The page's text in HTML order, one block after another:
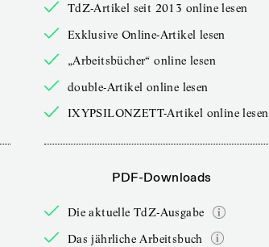
TdZ-Artikel seit 2013 online lesen
Exklusive Online-Artikel lesen
„Arbeitsbücher“ online lesen
double-Artikel online lesen
IXYPSILONZETT-Artikel online lesen
PDF-Downloads
Die aktuelle TdZ-Ausgabe
Das jährliche Arbeitsbuch